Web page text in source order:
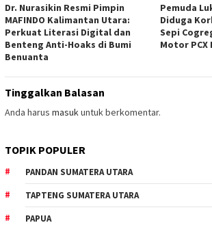
Dr. Nurasikin Resmi Pimpin
MAFINDO Kalimantan Utara:
Perkuat Literasi Digital dan
Benteng Anti-Hoaks di Bumi
Benuanta
Pemuda
Diduga
Sepi
Motor PCX
Tinggalkan Balasan
Anda harus masukuntuk berkomentar.
TOPIK POPULER
PANDAN SUMATERA UTARA
TAPTENG SUMATERA UTARA
PAPUA